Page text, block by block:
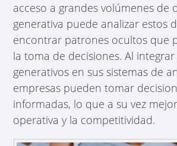
acceso a grandes volúmenes de
generativa puede analizar estos
encontrar patrones ocultos que
la toma de decisiones. Al
generativos en sus sistemas de
empresas pueden tomar
informadas, lo que a su vez
operativa y la competitividad.